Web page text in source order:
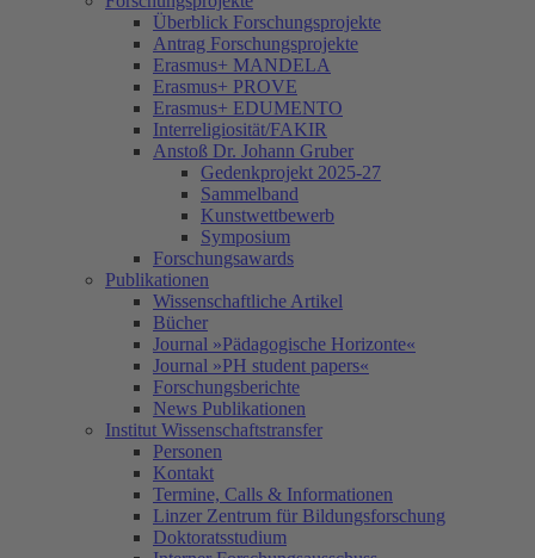
Überblick Forschungsprojekte
Antrag Forschungsprojekte
Erasmus+ MANDELA
Erasmus+ PROVE
Erasmus+ EDUMENTO
Interreligiosität/FAKIR
Anstoß Dr. Johann Gruber
Gedenkprojekt 2025-27
Sammelband
Kunstwettbewerb
Symposium
Forschungsawards
Publikationen
Wissenschaftliche Artikel
Bücher
Journal »Pädagogische Horizonte«
Journal »PH student papers«
Forschungsberichte
News Publikationen
Institut Wissenschaftstransfer
Personen
Kontakt
Termine, Calls & Informationen
Linzer Zentrum für Bildungsforschung
Doktoratsstudium